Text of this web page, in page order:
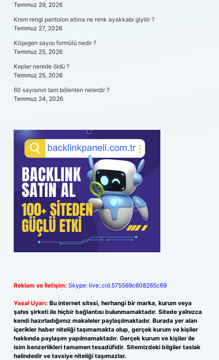
Temmuz 29, 2026
Krem rengi pantolon altına ne renk ayakkabı giyilir ?
Temmuz 27, 2026
Köşegen sayısı formülü nedir ?
Temmuz 25, 2026
Kepler nerede öldü ?
Temmuz 25, 2026
60 sayısının tam bölenleri nelerdir ?
Temmuz 24, 2026
Reklam ve İletişim: Skype: live:.cid.575569c608265c69
Yasal Uyarı: Bu internet sitesi, herhangi bir marka, kurum veya
şahıs şirketi ile hiçbir bağlantısı bulunmamaktadır. Sitede yalnızca
kendi hazırladığımız makaleler paylaşılmaktadır. Burada yer alan
içerikler haber niteliği taşımamakta olup, gerçek kurum ve kişiler
hakkında paylaşım yapılmamaktadır. Gerçek kurum ve kişiler ile
isim benzerlikleri tamamen tesadüfidir. Sitemizdeki bilgiler taslak
halindedir ve tavsiye niteliği taşımazlar.